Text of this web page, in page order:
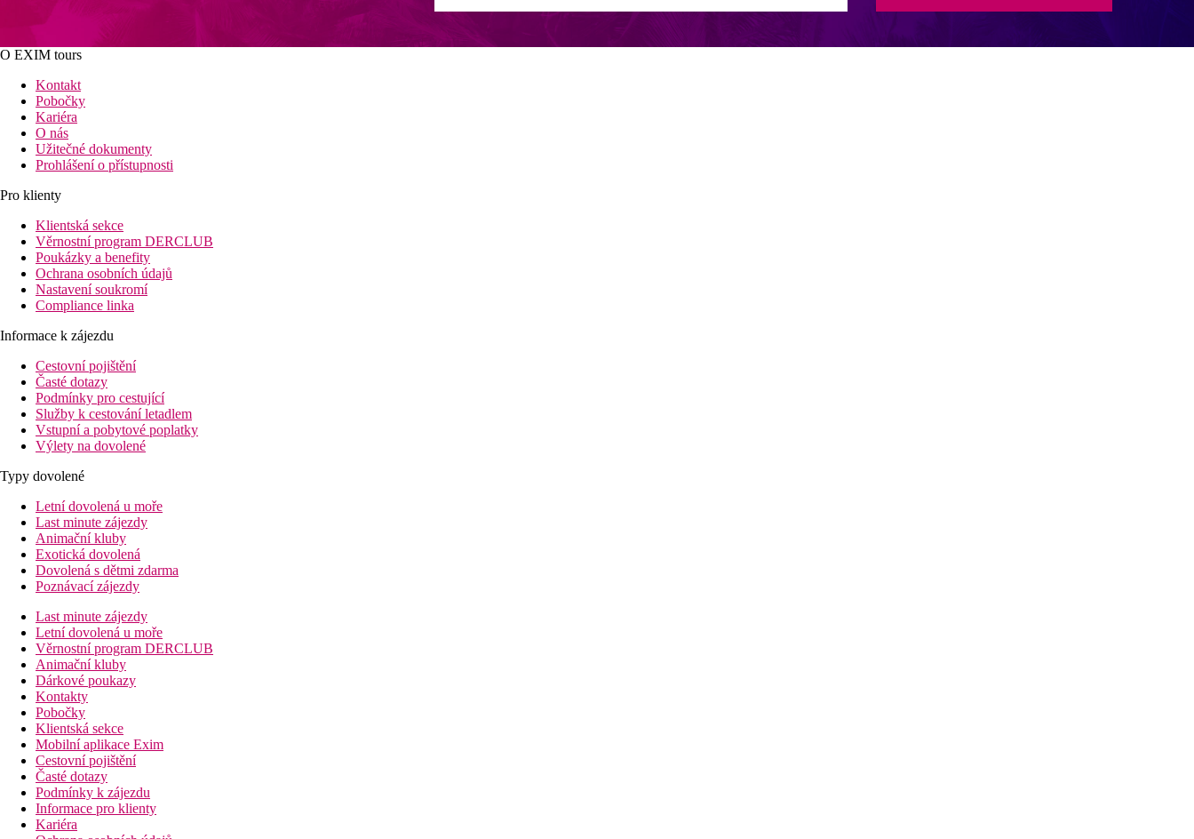
O EXIM tours
Kontakt
Pobočky
Kariéra
O nás
Užitečné dokumenty
Prohlášení o přístupnosti
Pro klienty
Klientská sekce
Věrnostní program DERCLUB
Poukázky a benefity
Ochrana osobních údajů
Nastavení soukromí
Compliance linka
Informace k zájezdu
Cestovní pojištění
Časté dotazy
Podmínky pro cestující
Služby k cestování letadlem
Vstupní a pobytové poplatky
Výlety na dovolené
Typy dovolené
Letní dovolená u moře
Last minute zájezdy
Animační kluby
Exotická dovolená
Dovolená s dětmi zdarma
Poznávací zájezdy
Last minute zájezdy
Letní dovolená u moře
Věrnostní program DERCLUB
Animační kluby
Dárkové poukazy
Kontakty
Pobočky
Klientská sekce
Mobilní aplikace Exim
Cestovní pojištění
Časté dotazy
Podmínky k zájezdu
Informace pro klienty
Kariéra